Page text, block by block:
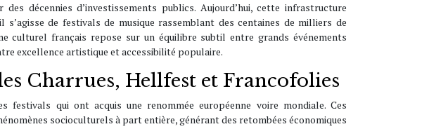
décennies d’investissements publics. Aujourd’hui, cette infrastructure
de festivals de musique rassemblant des centaines de milliers de
culturel français repose sur un équilibre subtil entre grands événements
excellence artistique et accessibilité populaire.
Charrues, Hellfest et Francofolies
qui ont acquis une renommée européenne voire mondiale. Ces
socioculturels à part entière, générant des retombées économiques